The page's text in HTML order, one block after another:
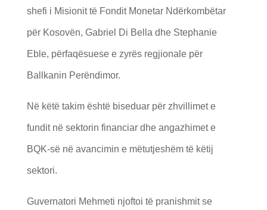
shefi i Misionit të Fondit Monetar Ndërkombëtar
për Kosovën, Gabriel Di Bella dhe Stephanie
Eble, përfaqësuese e zyrës regjionale për
Ballkanin Perëndimor.
Në këtë takim është biseduar për zhvillimet e
fundit në sektorin financiar dhe angazhimet e
BQK-së në avancimin e mëtutjeshëm të këtij
sektori.
Guvernatori Mehmeti njoftoi të pranishmit se